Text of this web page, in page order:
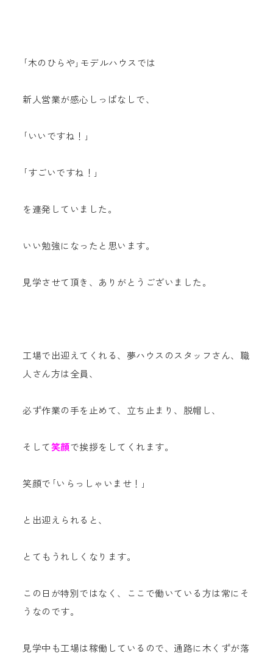
｢木のひらや｣モデルハウスでは
新人営業が感心しっぱなしで、
｢いいですね！｣
｢すごいですね！｣
を連発していました。
いい勉強になったと思います。
見学させて頂き、ありがとうございました。
工場で出迎えてくれる、夢ハウスのスタッフさん、職
人さん方は全員、
必ず作業の手を止めて、立ち止まり、脱帽し、
そして笑顔で挨拶をしてくれます。
笑顔で｢いらっしゃいませ！｣
と出迎えられると、
とてもうれしくなります。
この日が特別ではなく、ここで働いている方は常にそ
うなのです。
見学中も工場は稼働しているので、通路に木くずが落